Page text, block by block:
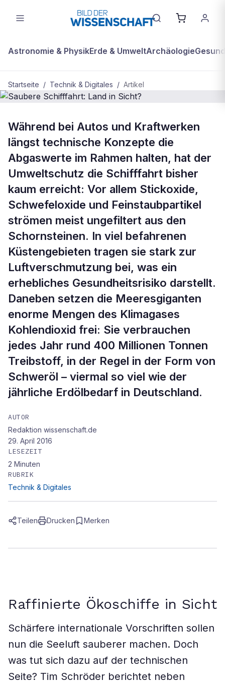
Astronomie & PhysikErde & UmweltArchäologie
Startseite / Technik & Digitales / Artikel
Saubere Schifffahrt: Land in Sicht?
Während bei Autos und Kraftwerken
längst technische Konzepte die
Abgaswerte im Rahmen halten, hat der
Umweltschutz die Schifffahrt bisher
kaum erreicht: Vor allem Stickoxide,
Schwefeloxide und Feinstaubpartikel
strömen meist ungefiltert aus den
Schornsteinen. In viel befahrenen
Küstengebieten tragen sie stark zur
Luftverschmutzung bei, was ein
erhebliches Gesundheitsrisiko darstellt.
Daneben setzen die Meeresgiganten
enorme Mengen des Klimagases
Kohlendioxid frei: Sie verbrauchen
jedes Jahr rund 400 Millionen Tonnen
Treibstoff, in der Regel in der Form von
Schweröl – viermal so viel wie der
jährliche Erdölbedarf in Deutschland.
AUTOR
Redaktion wissenschaft.de
29. April 2016
LESEZEIT
2 Minuten
RUBRIK
Technik & Digitales
Teilen Drucken Merken
Raffinierte Ökoschiffe in Sicht
Schärfere internationale Vorschriften sollen
nun die Seeluft sauberer machen. Doch
was tut sich dazu auf der technischen
Seite? Tim Schröder berichtet neben